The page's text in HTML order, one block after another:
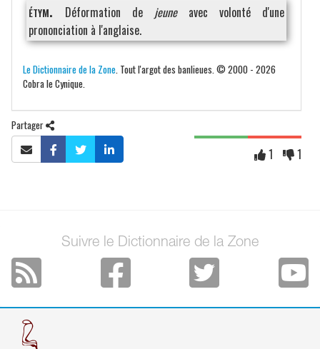
étym.
Déformation de jeuneavec volonté d'une
prononciation à l'anglaise.
Le Dictionnaire de la Zone . Tout l'argot des banlieues. © 2000 - 2026
Cobra le Cynique.
Partager
1 1
Suivre le Dictionnaire de la Zone